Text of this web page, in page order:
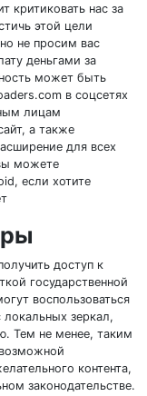
критиковать нас за
этой цели
не просим вас
деньгами за
может быть
в соцсетях
лицам
а также
для всех
можете
если хотите
доступ к
государственной
воспользоваться
зеркал,
Тем не менее, таким
контента,
законодательстве.